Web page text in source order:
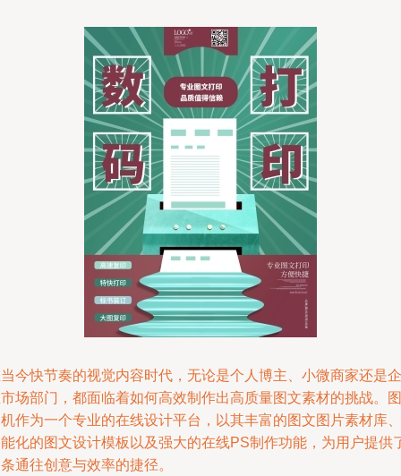
今快节奏的视觉内容时代，无论是个人博主、小微商家还是企
场部门，都面临着如何高效制作出高质量图文素材的挑战。图
作为一个专业的在线设计平台，以其丰富的图文图片素材库、
化的图文设计模板以及强大的在线PS制作功能，为用户提供
通往创意与效率的捷径。